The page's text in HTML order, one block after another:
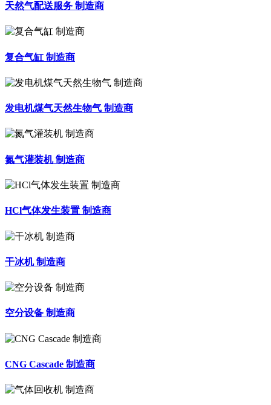
天然气配送服务 制造商
复合气缸 制造商
发电机煤气天然生物气 制造商
氮气灌装机 制造商
HCl气体发生装置 制造商
干冰机 制造商
空分设备 制造商
CNG Cascade 制造商